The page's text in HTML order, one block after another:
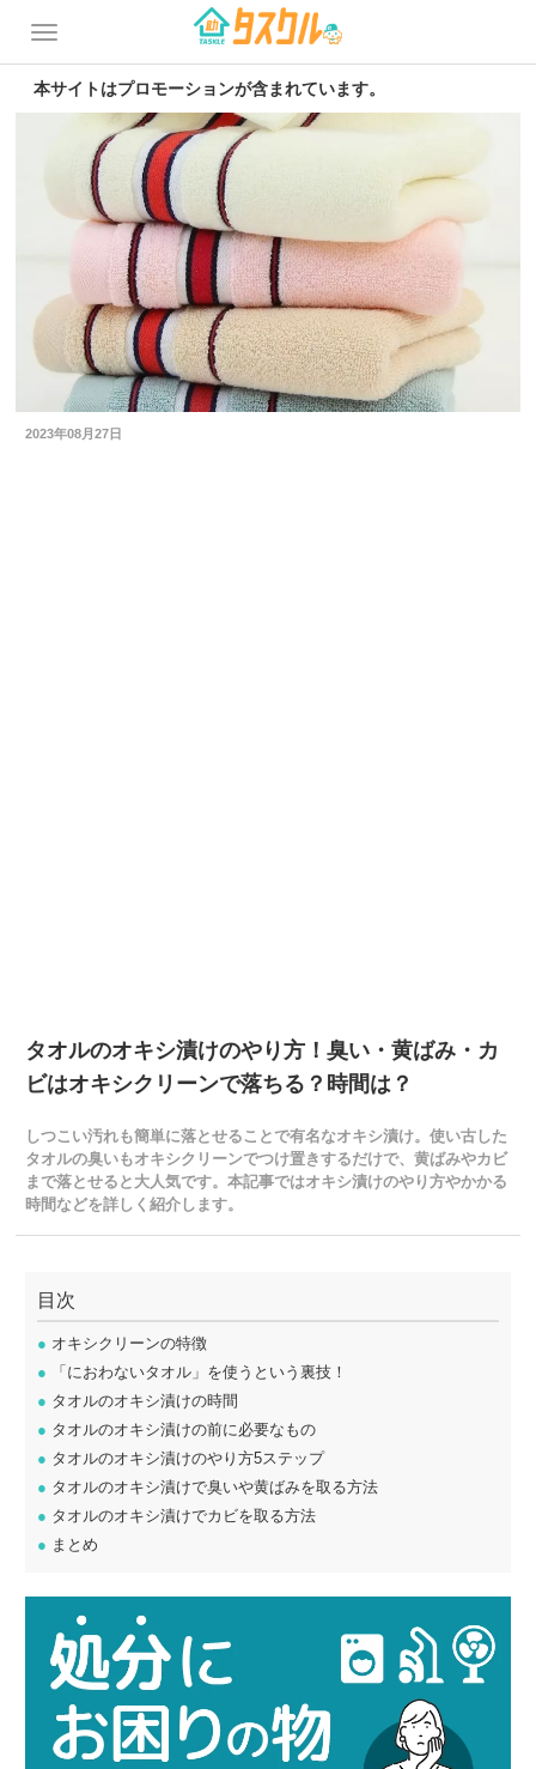
本サイトはプロモーションが含まれています。
2023年08月27日
タオルのオキシ漬けのやり方！臭い・黄ばみ・カ
ビはオキシクリーンで落ちる？時間は？
しつこい汚れも簡単に落とせることで有名なオキシ漬け。使い古した
タオルの臭いもオキシクリーンでつけ置きするだけで、黄ばみやカビ
まで落とせると大人気です。本記事ではオキシ漬けのやり方やかかる
時間などを詳しく紹介します。
目次
● オキシクリーンの特徴
● 「におわないタオル」を使うという裏技！
● タオルのオキシ漬けの時間
● タオルのオキシ漬けの前に必要なもの
● タオルのオキシ漬けのやり方5ステップ
● タオルのオキシ漬けで臭いや黄ばみを取る方法
● タオルのオキシ漬けでカビを取る方法
● まとめ